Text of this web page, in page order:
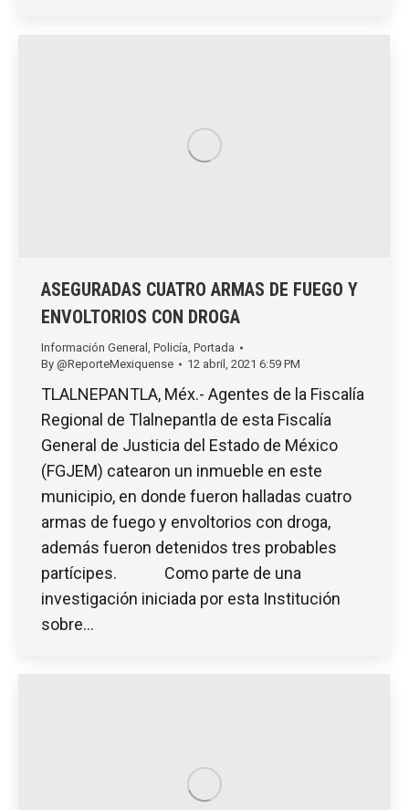
ASEGURADAS CUATRO ARMAS DE FUEGO Y
ENVOLTORIOS CON DROGA
Información General , Policía, Portada
By @ReporteMexiquense 12 abril, 2021 6:59 PM
TLALNEPANTLA, Méx.- Agentes de la Fiscalía
Regional de Tlalnepantla de esta Fiscalía
General de Justicia del Estado de México
(FGJEM) catearon un inmueble en este
municipio, en donde fueron halladas cuatro
armas de fuego y envoltorios con droga,
además fueron detenidos tres probables
partícipes. Como parte de una
investigación iniciada por esta Institución
sobre…